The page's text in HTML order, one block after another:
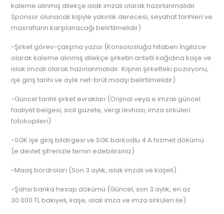
kaleme alınmış dilekçe ıslak imzalı olarak hazırlanmalıdır.
Sponsor olunacak kişiyle yakınlık derecesi, seyahat tarihleri ve
masrafların karşılanacağı belirtilmelidir)
-Şirket görev-çalışma yazısı (Konsolosluğa hitaben İngilizce
olarak kaleme alınmış dilekçe şirketin antetli kağıdına kaşe ve
ıslak imzalı olarak hazırlanmalıdır. Kişinin şirketteki pozisyonu,
işe giriş tarihi ve aylık net-brüt maaşı belirtilmelidir)
-Güncel tarihli şirket evrakları (Orijinal veya e imzalı güncel
faaliyet belgesi, sicil gazete, vergi levhası, imza sirküleri
fotokopileri)
-SGK işe giriş bildirgesi ve SGK barkodlu 4 A hizmet dökümü
(e devlet şifrenizle temin edebilirsiniz)
-Maaş bordroları (Son 3 aylık, ıslak imzalı ve kaşeli)
-Şahsi banka hesap dökümü (Güncel, son 3 aylık, en az
30.000 TL bakiyeli, kaşe, ıslak imza ve imza sirküleri ile)